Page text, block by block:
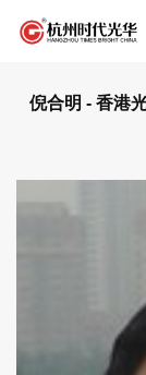
倪合明 - 香港